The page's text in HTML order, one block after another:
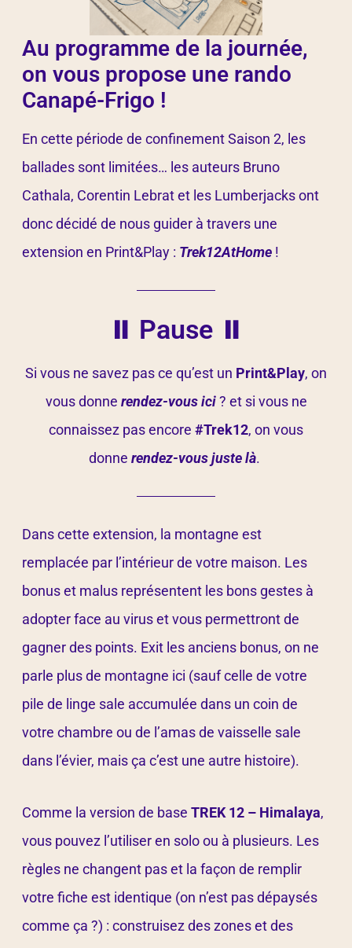
Au programme de la journée,
on vous propose une rando
Canapé-Frigo !
En cette période de confinement Saison 2, les
ballades sont limitées… les auteurs Bruno
Cathala, Corentin Lebrat et les Lumberjacksont
donc décidé de nous guider à travers une
extension en Print&Play : Trek12AtHome !
⏸ Pause ⏸
Si vous ne savez pas ce qu’est un Print&Play, on
vous donne rendez-vous ici ? et si vous ne
connaissez pas encore #Trek12, on vous
donne rendez-vous juste là.
Dans cette extension, la montagne est
remplacée par l’intérieur de votre maison. Les
bonus et malus représentent les bons gestes à
adopter face au virus et vous permettront de
gagner des points. Exit les anciens bonus, on ne
parle plus de montagne ici (sauf celle de votre
pile de linge sale accumulée dans un coin de
votre chambre ou de l’amas de vaisselle sale
dans l’évier, mais ça c’est une autre histoire).
Comme la version de base TREK 12 – Himalaya,
vous pouvez l’utiliser en solo ou à plusieurs. Les
règles ne changent pas et la façon de remplir
votre fiche est identique (on n’est pas dépaysés
comme ça ?) : construisez des zones et des